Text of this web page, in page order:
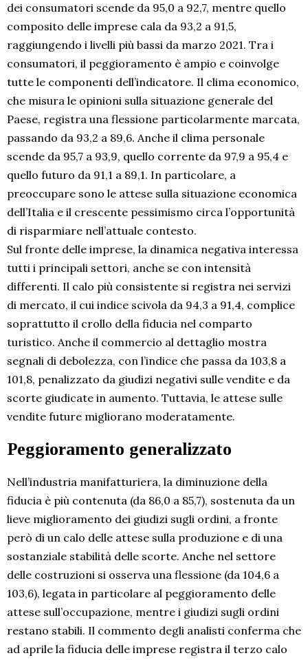
dei consumatori scende da 95,0 a 92,7, mentre quello
composito delle imprese cala da 93,2 a 91,5,
raggiungendo i livelli più bassi da marzo 2021. Tra i
consumatori, il peggioramento è ampio e coinvolge
tutte le componenti dell’indicatore. Il clima economico,
che misura le opinioni sulla situazione generale del
Paese, registra una flessione particolarmente marcata,
passando da 93,2 a 89,6. Anche il clima personale
scende da 95,7 a 93,9, quello corrente da 97,9 a 95,4 e
quello futuro da 91,1 a 89,1. In particolare, a
preoccupare sono le attese sulla situazione economica
dell’Italia e il crescente pessimismo circa l’opportunità
di risparmiare nell’attuale contesto.
Sul fronte delle imprese, la dinamica negativa interessa
tutti i principali settori, anche se con intensità
differenti. Il calo più consistente si registra nei servizi
di mercato, il cui indice scivola da 94,3 a 91,4, complice
soprattutto il crollo della fiducia nel comparto
turistico. Anche il commercio al dettaglio mostra
segnali di debolezza, con l’indice che passa da 103,8 a
101,8, penalizzato da giudizi negativi sulle vendite e da
scorte giudicate in aumento. Tuttavia, le attese sulle
vendite future migliorano moderatamente.
Peggioramento generalizzato
Nell’industria manifatturiera, la diminuzione della
fiducia è più contenuta (da 86,0 a 85,7), sostenuta da un
lieve miglioramento dei giudizi sugli ordini, a fronte
però di un calo delle attese sulla produzione e di una
sostanziale stabilità delle scorte. Anche nel settore
delle costruzioni si osserva una flessione (da 104,6 a
103,6), legata in particolare al peggioramento delle
attese sull’occupazione, mentre i giudizi sugli ordini
restano stabili. Il commento degli analisti conferma che
ad aprile la fiducia delle imprese registra il terzo calo